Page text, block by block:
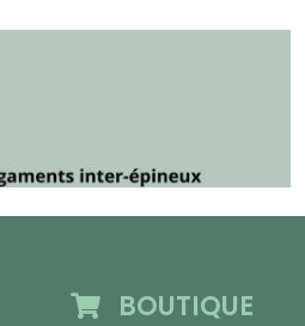
BOUTIQUE